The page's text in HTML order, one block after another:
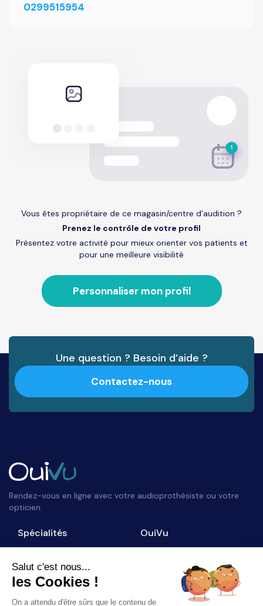
0299515954
Vous êtes propriétaire de ce magasin/centre d’audition ?
Prenez le contrôle de votre profil
Présentez votre activité pour mieux orienter vos patients et
pour une meilleure visibilité
Personnaliser mon profil
Une question ? Besoin d’aide ?
Contactez-nous
Rendez-vous en ligne avec votre audioprothésiste ou votre
opticien.
Spécialités
Opticiens
Audioprothésistes
OuiVu
Qui sommes-nous ?
Nous contacter
Accès professionnel
Salut c'est nous...
les Cookies !
On a attendu d'être sûrs que le contenu de